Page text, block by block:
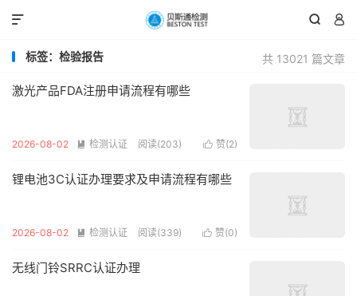
 

共 13021 篇文章
标签：检验报告
激光产品FDA注册申请流程有哪些
 赞(2)
2026-08-02  检测认证 阅读(203)
锂电池3C认证办理要求及申请流程有哪些
 赞(0)
2026-08-02  检测认证 阅读(339)
无线门铃SRRC认证办理